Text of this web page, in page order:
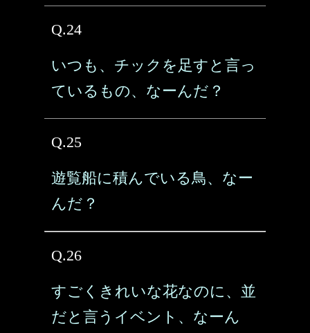
Q.24
いつも、チックを足すと言っ
ているもの、なーんだ？
Q.25
遊覧船に積んでいる鳥、なー
んだ？
Q.26
すごくきれいな花なのに、並
だと言うイベント、なーん